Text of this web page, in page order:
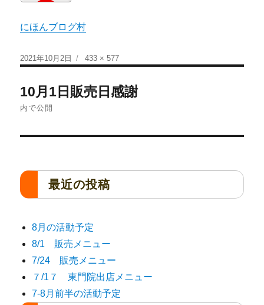
にほんブログ村
2021年10月2日 433 × 577
10月1日販売日感謝
内で公開
最近の投稿
8月の活動予定
8/1 販売メニュー
7/24 販売メニュー
７/1７ 東門院出店メニュー
7-8月前半の活動予定